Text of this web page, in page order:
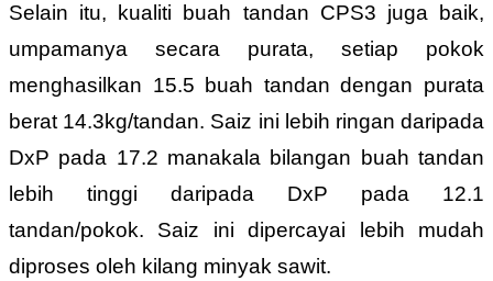
Selain itu, kualiti buah tandan CPS3 juga baik,
umpamanya secara purata, setiap pokok
menghasilkan 15.5 buah tandan dengan purata
berat 14.3kg/tandan. Saiz ini lebih ringan daripada
DxP pada 17.2 manakala bilangan buah tandan
lebih tinggi daripada DxP pada 12.1
tandan/pokok. Saiz ini dipercayai lebih mudah
diproses oleh kilang minyak sawit.